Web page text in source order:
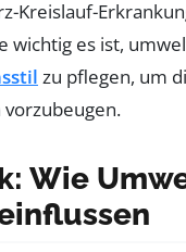
Kreislauf-
wichtig es ist,
zu pflegen, um
Wie